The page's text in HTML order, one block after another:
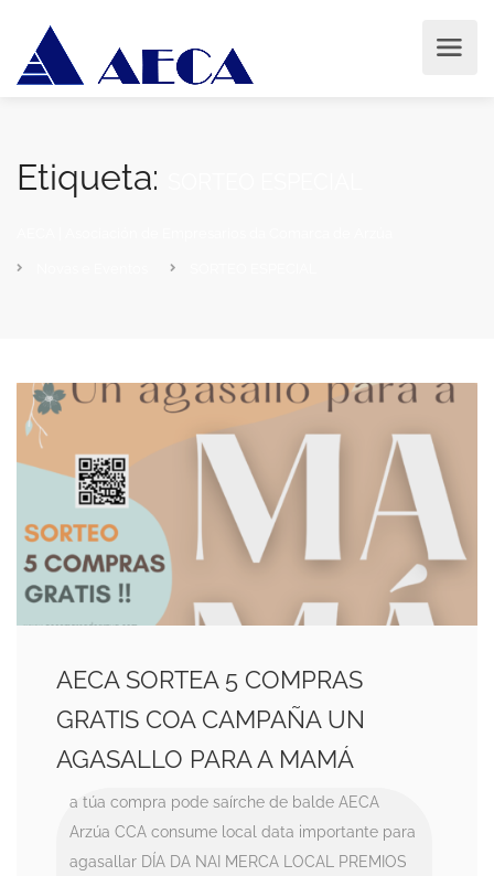
Etiqueta:
AECA SORTEA 5 COMPRAS
GRATIS COA CAMPAÑA UN
AGASALLO PARA A MAMÁ
a túa compra pode saírche de balde AECA
Arzúa CCA consume local data importante para
agasallar DÍA DA NAI MERCA LOCAL
PREMIOS